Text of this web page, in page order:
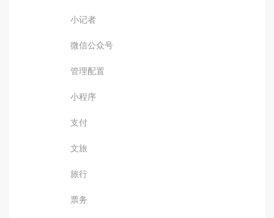
小记者
微信公众号
管理配置
小程序
支付
文旅
旅行
票务